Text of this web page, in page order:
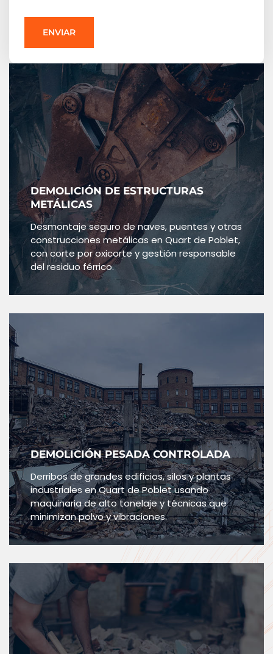
DEMOLICIÓN DE ESTRUCTURAS
METÁLICAS
Desmontaje seguro de naves, puentes y otras
construcciones metálicas en Quart de Poblet,
con corte por oxicorte y gestión responsable
del residuo férrico.
DEMOLICIÓN PESADA CONTROLADA
Derribos de grandes edificios, silos y plantas
industriales en Quart de Poblet usando
maquinaria de alto tonelaje y técnicas que
minimizan polvo y vibraciones.